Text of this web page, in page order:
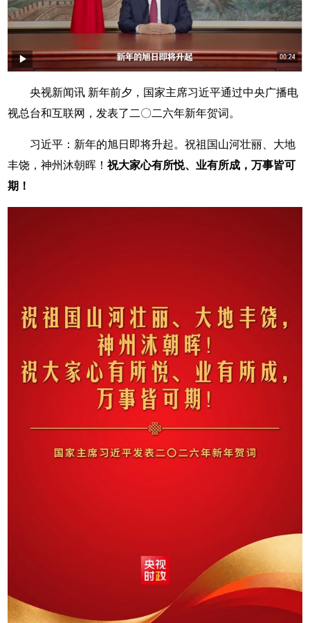
央视新闻讯 新年前夕，国家主席习近平通过中央广播电
视总台和互联网，发表了二〇二六年新年贺词。
习近平：新年的旭日即将升起。祝祖国山河壮丽、大地
丰饶，神州沐朝晖！祝大家心有所悦、业有所成，万事皆可
期！